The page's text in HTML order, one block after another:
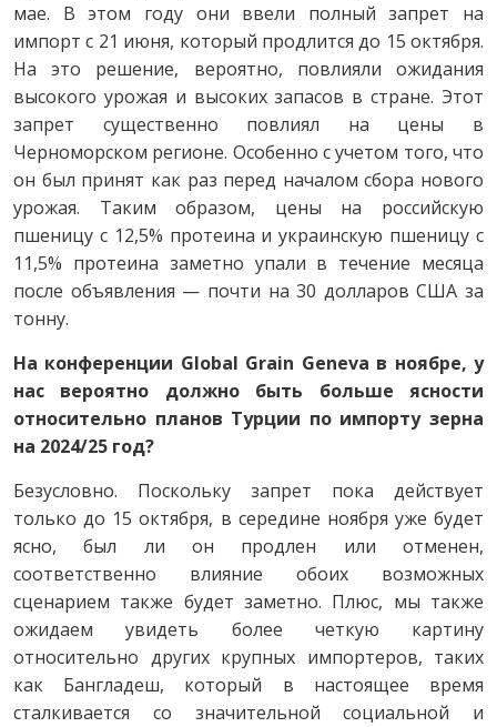
мае. В этом году они ввели полный запрет на
импорт с 21 июня, который продлится до 15 октября.
На это решение, вероятно, повлияли ожидания
высокого урожая и высоких запасов в стране. Этот
запрет существенно повлиял на цены в
Черноморском регионе. Особенно с учетом того, что
он был принят как раз перед началом сбора нового
урожая. Таким образом, цены на российскую
пшеницу с 12,5% протеина и украинскую пшеницу с
11,5% протеина заметно упали в течение месяца
после объявления — почти на 30 долларов США за
тонну.
На конференции Global Grain Geneva в ноябре, у
нас вероятно должно быть больше ясности
относительно планов Турции по импорту зерна
на 2024/25 год?
Безусловно. Поскольку запрет пока действует
только до 15 октября, в середине ноября уже будет
ясно, был ли он продлен или отменен,
соответственно влияние обоих возможных
сценарием также будет заметно. Плюс, мы также
ожидаем увидеть более четкую картину
относительно других крупных импортеров, таких
как Бангладеш, который в настоящее время
сталкивается со значительной социальной и